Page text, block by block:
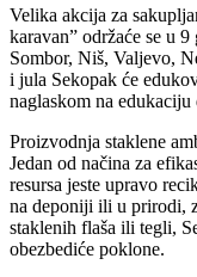
Velika akcija za
karavan” održaće se u
Sombor, Niš, Valjevo,
i jula Sekopak će
naglaskom na edukaciju
Proizvodnja staklene
Jedan od načina za
resursa jeste upravo
na deponiji ili u prirodi,
staklenih flaša ili tegli,
obezbediće poklone.